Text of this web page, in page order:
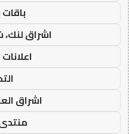
اشراق لنك،
اشراق